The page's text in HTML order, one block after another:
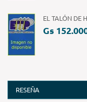
EL TALÓN DE
Gs
RESEÑA